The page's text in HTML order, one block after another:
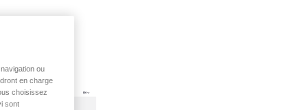
plans de pension entreprise en toute sécurité
ou
en charge
choisissez
sont